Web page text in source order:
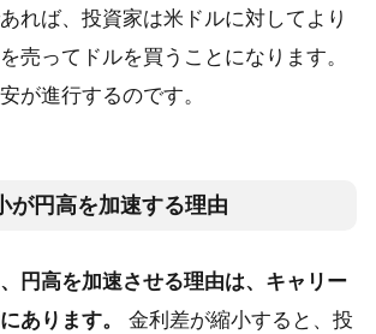
れば、投資家は米ドルに対してより
売ってドルを買うことになります。
が進行するのです。
が円高を加速する理由
円高を加速させる理由は、キャリー
あります。
金利差が縮小すると、投